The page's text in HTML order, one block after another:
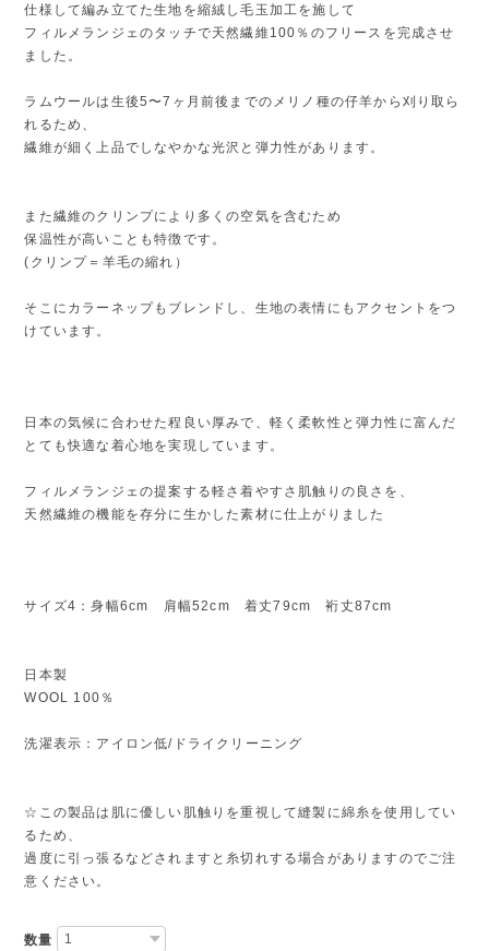
仕様して編み立てた生地を縮絨し毛玉加工を施して
フィルメランジェのタッチで天然繊維100％のフリースを完成させ
ました。
ラムウールは生後5〜7ヶ月前後までのメリノ種の仔羊から刈り取ら
れるため、
繊維が細く上品でしなやかな光沢と弾力性があります。
また繊維のクリンプにより多くの空気を含むため
保温性が高いことも特徴です。
(クリンプ＝羊毛の縮れ）
そこにカラーネップもブレンドし、生地の表情にもアクセントをつ
けています。
日本の気候に合わせた程良い厚みで、軽く柔軟性と弾力性に富んだ
とても快適な着心地を実現しています。
フィルメランジェの提案する軽さ着やすさ肌触りの良さを、
天然繊維の機能を存分に生かした素材に仕上がりました
サイズ4：身幅6cm 肩幅52cm 着丈79cm 裄丈87cm
日本製
WOOL 100％
洗濯表示：アイロン低/ドライクリーニング
☆この製品は肌に優しい肌触りを重視して縫製に綿糸を使用してい
るため、
過度に引っ張るなどされますと糸切れする場合がありますのでご注
意ください。
数量